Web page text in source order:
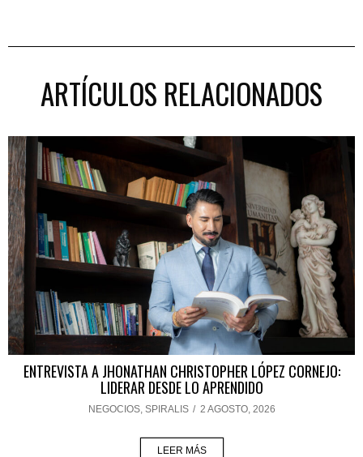
ARTÍCULOS RELACIONADOS
ENTREVISTA A JHONATHAN CHRISTOPHER LÓPEZ CORNEJO:
LIDERAR DESDE LO APRENDIDO
NEGOCIOS, SPIRALIS / 2 AGOSTO, 2026
LEER MÁS